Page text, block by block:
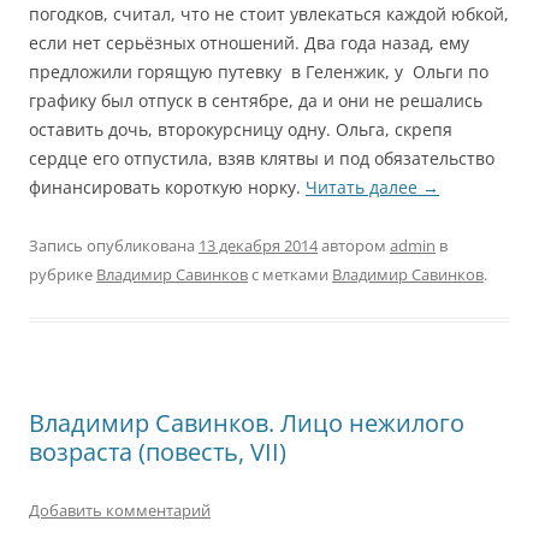
погодков, считал, что не стоит увлекаться каждой юбкой,
если нет серьёзных отношений. Два года назад, ему
предложили горящую путевку в Геленжик, у Ольги по
графику был отпуск в сентябре, да и они не решались
оставить дочь, второкурсницу одну. Ольга, скрепя
сердце его отпустила, взяв клятвы и под обязательство
финансировать короткую норку. Читать далее →
Запись опубликована 13 декабря 2014автором admin в
рубрике Владимир Савинковс метками Владимир Савинков.
Владимир Савинков. Лицо нежилого
возраста (повесть, VII)
Добавить комментарий